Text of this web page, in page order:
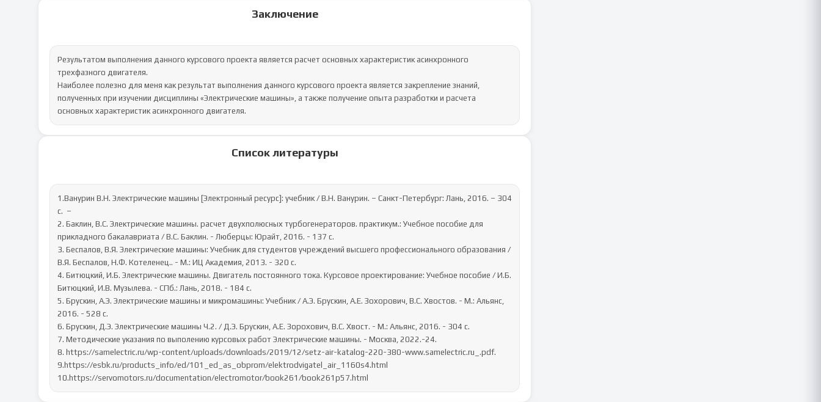
Заключение
Результатом выполнения данного курсового проекта является расчет основных характеристик асинхронного
трехфазного двигателя.
Наиболее полезно для меня как результат выполнения данного курсового проекта является закрепление знаний,
полученных при изучении дисциплины «Электрические машины», а также получение опыта разработки и расчета
основных характеристик асинхронного двигателя.
Список литературы
1.Ванурин В.Н. Электрические машины [Электронный ресурс]: учебник / В.Н. Ванурин. – Санкт-Петербург: Лань, 2016. – 304
с.  –
2. Баклин, В.С. Электрические машины. расчет двухполюсных турбогенераторов. практикум.: Учебное пособие для
прикладного бакалавриата / В.С. Баклин. - Люберцы: Юрайт, 2016. - 137 c.
3. Беспалов, В.Я. Электрические машины: Учебник для студентов учреждений высшего профессионального образования /
В.Я. Беспалов, Н.Ф. Котеленец.. - М.: ИЦ Академия, 2013. - 320 c.
4. Битюцкий, И.Б. Электрические машины. Двигатель постоянного тока. Курсовое проектирование: Учебное пособие / И.Б.
Битюцкий, И.В. Музылева. - СПб.: Лань, 2018. - 184 c.
5. Брускин, А.Э. Электрические машины и микромашины: Учебник / А.Э. Брускин, А.Е. Зохорович, В.С. Хвостов. - М.: Альянс,
2016. - 528 c.
6. Брускин, Д.Э. Электрические машины Ч.2. / Д.Э. Брускин, А.Е. Зорохович, В.С. Хвост. - М.: Альянс, 2016. - 304 c.
7. Методические указания по выполению курсовых работ Электрические машины. - Москва, 2022.-24.
8. https://samelectric.ru/wp-content/uploads/downloads/2019/12/setz-air-katalog-220-380-www.samelectric.ru_.pdf.
9.https://esbk.ru/products_info/ed/101_ed_as_obprom/elektrodvigatel_air_1160s4.html
10.https://servomotors.ru/documentation/electromotor/book261/book261p57.html